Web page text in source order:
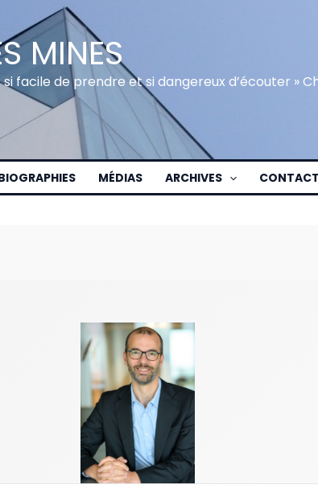
MINES
si facile de prendre et si dangereux d’écouter »
MÉDIAS ARCHIVES CONTACT